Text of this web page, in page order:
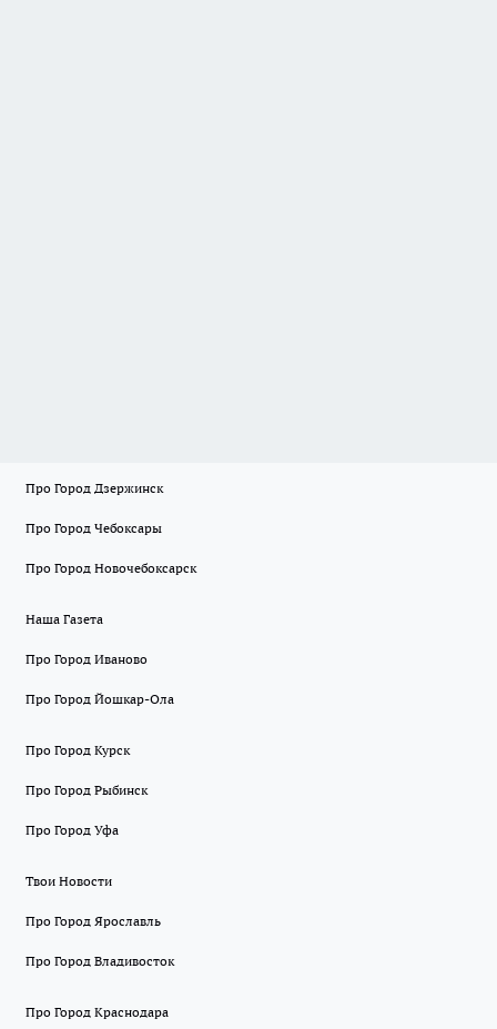
Про Город Дзержинск
Про Город Чебоксары
Про Город Новочебоксарск
Наша Газета
Про Город Иваново
Про Город Йошкар-Ола
Про Город Курск
Про Город Рыбинск
Про Город Уфа
Твои Новости
Про Город Ярославль
Про Город Владивосток
Про Город Краснодара